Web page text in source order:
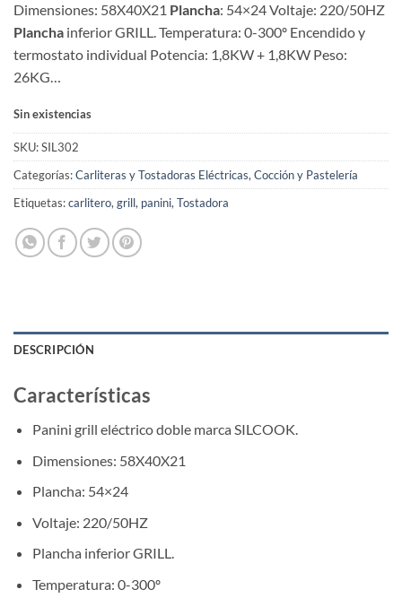
Dimensiones: 58X40X21 Plancha: 54×24 Voltaje: 220/50HZ
Plancha inferior GRILL. Temperatura: 0-300º Encendido y
termostato individual Potencia: 1,8KW + 1,8KW Peso:
26KG…
Sin existencias
SKU:SIL302
Categorías:Carliteras y Tostadoras Eléctricas, Cocción y Pastelería
Etiquetas:carlitero, grill, panini, Tostadora
DESCRIPCIÓN
Características
Panini grill eléctrico doble marca SILCOOK.
Dimensiones: 58X40X21
Plancha: 54×24
Voltaje: 220/50HZ
Plancha inferior GRILL.
Temperatura: 0-300º